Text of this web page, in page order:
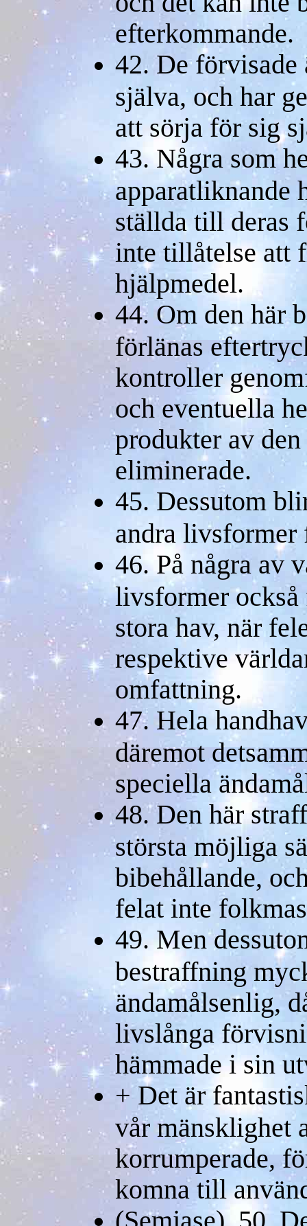
efterkommande.
42. De
själva, och har
att sörja för sig
43. Några som
apparatliknande
ställda till deras
inte tillåtelse att
hjälpmedel.
44. Om den här
förlänas
kontroller
och eventuella
produkter av
eliminerade.
45. Dessutom
andra
46. På några av
livsformer
stora hav, när
respektive
omfattning.
47. Hela
däremot
speciella
48. Den här
största möjliga
bibehållande,
felat inte
49. Men
bestraffning
ändamålsenlig,
livslånga
hämmade i sin
+ Det är
vår mänsklighet
korrumperade,
komna till